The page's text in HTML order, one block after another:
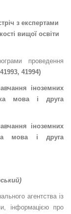
з експертами
вищої освіти
проведення
41993, 41994)
іноземних
мова і друга
іноземних
мова і друга
агентства із
інформацією про